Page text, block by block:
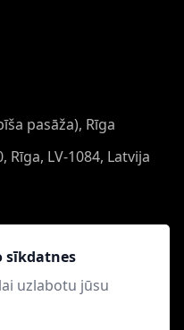
sīkdatnes
uzlabotu jūsu
pasāža), Rīga
Rīga, LV-1084, Latvija